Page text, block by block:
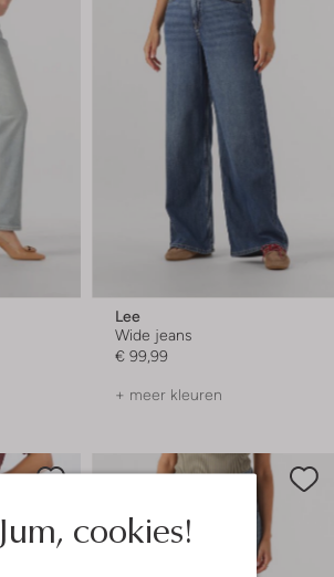
Jum, cookies!
Lee
Wide jeans
€ 99,99
+ meer kleuren